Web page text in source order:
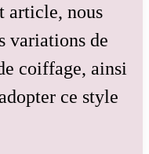
article, nous
variations de
coiffage, ainsi
ce style